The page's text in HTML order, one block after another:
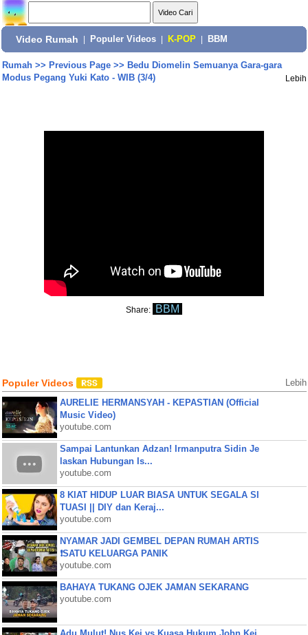
Video Rumah Populer Videos K-POP BBM
Rumah>> Previous Page>> Bedu Diomelin Semuanya Gara-gara
Modus Pegang Yuki Kato - WIB (3/4)
Lebih
Share: BBM
Populer Videos Lebih
AURELIE HERMANSYAH - KEPASTIAN (Official
Music Video)
youtube.com
Sampai Lantunkan Adzan! Irmanputra Sidin Je
laskan Hubungan Is...
youtube.com
8 KIAT HIDUP LUAR BIASA UNTUK SEGALA SI
TUASI || DIY dan Keraj...
youtube.com
NYAMAR JADI GEMBEL DEPAN RUMAH ARTIS
❗SATU KELUARGA PANIK
youtube.com
BAHAYA TUKANG OJEK JAMAN SEKARANG
youtube.com